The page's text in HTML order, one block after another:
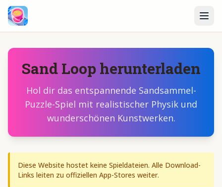
Sand Loop herunterladen
Hol dir das entspannende Sandsammel-
Puzzle-Spiel mit realistischer Physik und
wunderschönen Kunstwerken.
Diese Website hostet keine Spieldateien. Alle Download-
Links leiten zu offiziellen App-Stores weiter.